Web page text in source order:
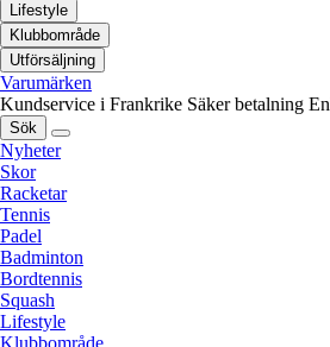
Lifestyle
Klubbområde
Utförsäljning
Varumärken
Kundservice i Frankrike Säker betalning
Sök
Nyheter
Skor
Racketar
Tennis
Padel
Badminton
Bordtennis
Squash
Lifestyle